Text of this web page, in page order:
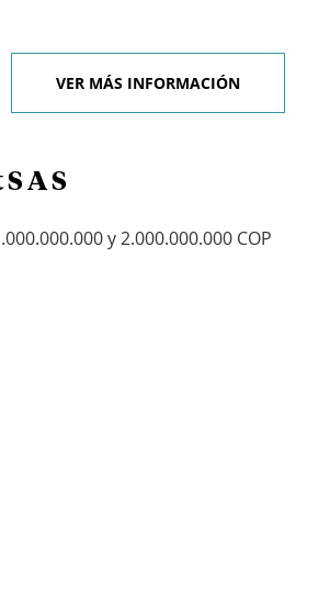
VER MÁS INFORMACIÓN
A S
y 2.000.000.000 COP